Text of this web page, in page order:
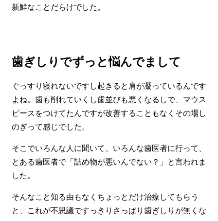
新鮮なことだらけでした。
歯ぎしりでずっと悩んでまして
ぐっすり寝れないですし起きると肩が凝っているんです
よね。歯も削れていくし歯並びも悪くなるしで、マウス
ピースをつけてたんですが改善することもなくその場し
のぎって感じでした。
そこでいろんな人に聞いて、いろんな歯医者に行って、
とある歯医者で「詰め物が悪いんでない？」と言われま
した。
そんなこと知る由もなくちょっとだけ治療してもらう
と、これが不思議ですっきりさっぱり歯ぎしりが無くな